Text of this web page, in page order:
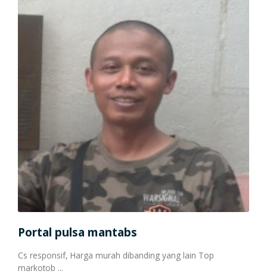
Portal pulsa mantabs
Cs responsif, Harga murah dibanding yang lain Top
markotob ...